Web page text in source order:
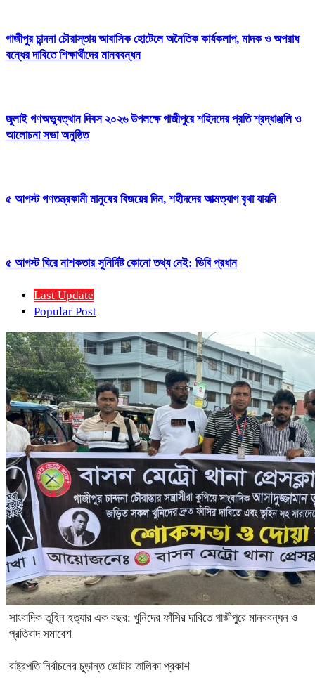
গাজীপুর চান্দনা চৌরাস্তায় আবাসিক হোটেলে অনৈতিক কার্যকলাপ, মাদক ও অপরাধ
বন্ধের দাবিতে শিক্ষার্থীদের মানববন্ধন
জুলাই গণঅভ্যুত্থান দিবস ২০২৬ উপলক্ষে গাজীপুরে শহিদদের প্রতি শ্রদ্ধাঞ্জলি ও
আলোচনা সভা অনুষ্ঠিত
৫ আগস্ট গণতন্ত্রকামী মানুষের বিজয়ের দিন, শহীদদের আত্মত্যাগ বৃথা যায়নি
৫ আগস্ট ঘিরে নাশকতার সুনির্দিষ্ট কোনো তথ্য নেই: ডিবি প্রধান
Last Update
Popular Post
সাংবাদিক তুহিন হত্যার এক বছর: খুনিদের ফাঁসির দাবিতে গাজীপুরে মানববন্ধন ও
প্রতিবাদ সমাবেশ
রাষ্ট্রপতি নির্বাচনের চূড়ান্ত ভোটার তালিকা প্রকাশ